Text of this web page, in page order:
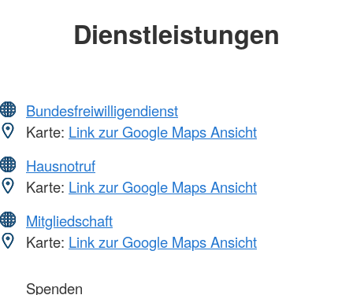
Dienstleistungen
Bundesfreiwilligendienst
Karte: Link zur Google Maps Ansicht
Hausnotruf
Karte: Link zur Google Maps Ansicht
Mitgliedschaft
Karte: Link zur Google Maps Ansicht
Spenden